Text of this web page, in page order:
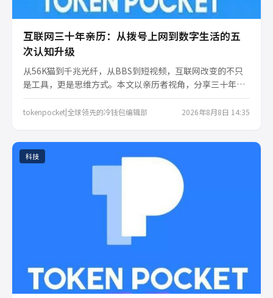
互联网三十年亲历：从拨号上网到数字生活的五
次认知升级
从56K猫到千兆光纤，从BBS到短视频，互联网改变的不只
是工具，更是思维方式。本文以亲历者视角，分享三十年来
生的数字江湖。
tokenpocket|全球领先的冷钱包编辑部 2026年8月8日 14:35
科技